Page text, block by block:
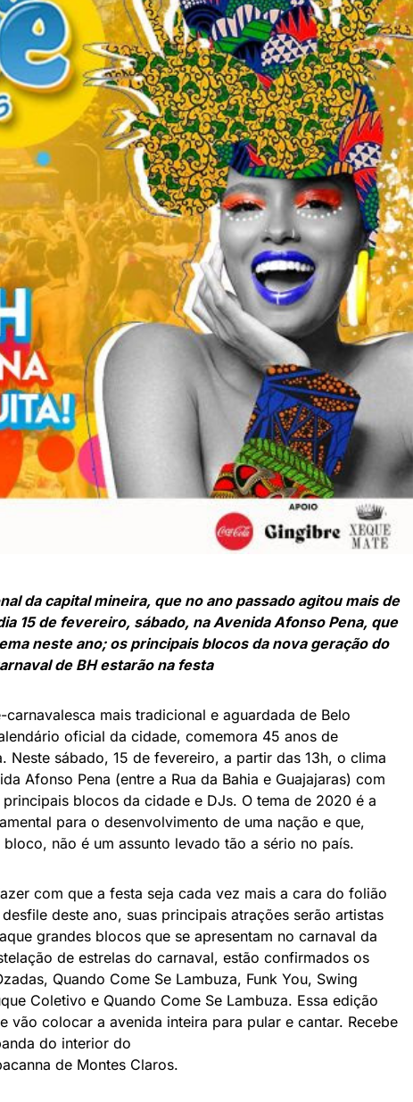
da capital mineira, que no ano passado agitou mais de
15 de fevereiro, sábado, na Avenida Afonso Pena, que
neste ano; os principais blocos da nova geração do
de BH estarão na festa
mais tradicional e aguardada de Belo
oficial da cidade, comemora 45 anos de
Neste sábado, 15 de fevereiro, a partir das 13h, o clima
Afonso Pena (entre a Rua da Bahia e Guajajaras) com
blocos da cidade e DJs. O tema de 2020 é a
para o desenvolvimento de uma nação e que,
não é um assunto levado tão a sério no país.
com que a festa seja cada vez mais a cara do folião
deste ano, suas principais atrações serão artistas
grandes blocos que se apresentam no carnaval da
de estrelas do carnaval, estão confirmados os
Quando Come Se Lambuza, Funk You, Swing
Coletivo e Quando Come Se Lambuza. Essa edição
vão colocar a avenida inteira para pular e cantar. Recebe
do interior do
de Montes Claros.